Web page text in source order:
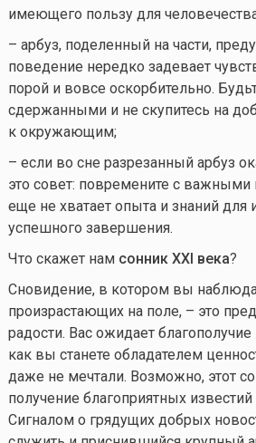
имеющего пользу для
– арбуз, поделенный на части,
поведение нередко задевает
порой и вовсе оскорбительно.
сдержанными и не скупитесь на
к окружающим;
– если во сне разрезанный арбуз
это совет: повремените с важными
еще не хватает опыта и знаний для
успешного завершения.
Что скажет нам сонник XXI века?
Сновидение, в котором вы
произрастающих на поле, – это
радости. Вас ожидает благополучие
как вы станете обладателем
даже не мечтали. Возможно, этот
получение благоприятных
Сигналом о грядущих добрых